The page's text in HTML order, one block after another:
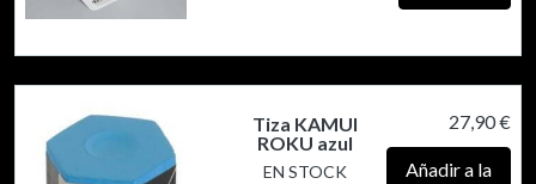
Tiza KAMUI
ROKU azul
EN STOCK
27,90 €
Añadir a la